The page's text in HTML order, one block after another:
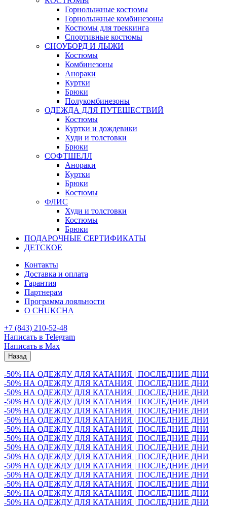
Горнолыжные костюмы
Горнолыжные комбинезоны
Костюмы для треккинга
Спортивные костюмы
СНОУБОРД И ЛЫЖИ
Костюмы
Комбинезоны
Анораки
Куртки
Брюки
Полукомбинезоны
ОДЕЖДА ДЛЯ ПУТЕШЕСТВИЙ
Костюмы
Куртки и дождевики
Худи и толстовки
Брюки
СОФТШЕЛЛ
Анораки
Куртки
Брюки
Костюмы
ФЛИС
Худи и толстовки
Костюмы
Брюки
ПОДАРОЧНЫЕ СЕРТИФИКАТЫ
ДЕТСКОЕ
Контакты
Доставка и оплата
Гарантия
Партнерам
Программа лояльности
О CHUKCHA
+7 (843) 210-52-48
Написать в Telegram
Написать в Max
Назад
-50% НА ОДЕЖДУ ДЛЯ КАТАНИЯ | ПОСЛЕДНИЕ ДНИ
-50% НА ОДЕЖДУ ДЛЯ КАТАНИЯ | ПОСЛЕДНИЕ ДНИ
-50% НА ОДЕЖДУ ДЛЯ КАТАНИЯ | ПОСЛЕДНИЕ ДНИ
-50% НА ОДЕЖДУ ДЛЯ КАТАНИЯ | ПОСЛЕДНИЕ ДНИ
-50% НА ОДЕЖДУ ДЛЯ КАТАНИЯ | ПОСЛЕДНИЕ ДНИ
-50% НА ОДЕЖДУ ДЛЯ КАТАНИЯ | ПОСЛЕДНИЕ ДНИ
-50% НА ОДЕЖДУ ДЛЯ КАТАНИЯ | ПОСЛЕДНИЕ ДНИ
-50% НА ОДЕЖДУ ДЛЯ КАТАНИЯ | ПОСЛЕДНИЕ ДНИ
-50% НА ОДЕЖДУ ДЛЯ КАТАНИЯ | ПОСЛЕДНИЕ ДНИ
-50% НА ОДЕЖДУ ДЛЯ КАТАНИЯ | ПОСЛЕДНИЕ ДНИ
-50% НА ОДЕЖДУ ДЛЯ КАТАНИЯ | ПОСЛЕДНИЕ ДНИ
-50% НА ОДЕЖДУ ДЛЯ КАТАНИЯ | ПОСЛЕДНИЕ ДНИ
-50% НА ОДЕЖДУ ДЛЯ КАТАНИЯ | ПОСЛЕДНИЕ ДНИ
-50% НА ОДЕЖДУ ДЛЯ КАТАНИЯ | ПОСЛЕДНИЕ ДНИ
-50% НА ОДЕЖДУ ДЛЯ КАТАНИЯ | ПОСЛЕДНИЕ ДНИ